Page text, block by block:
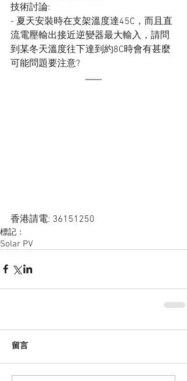
技術討論:
- 夏天安裝時在支架溫度達45C，而且直
流電壓輸出接近逆變器最大輸入，請問
到某冬天溫度往下達到約8C時會有甚麼
可能問題要注意?
香港請電: 36151250
標記：
Solar PV
留言